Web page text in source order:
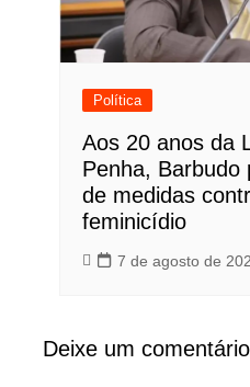
Política
Aos 20 anos da
Penha, Barbudo
de medidas
feminicídio
7 de agosto de
Deixe um comentário